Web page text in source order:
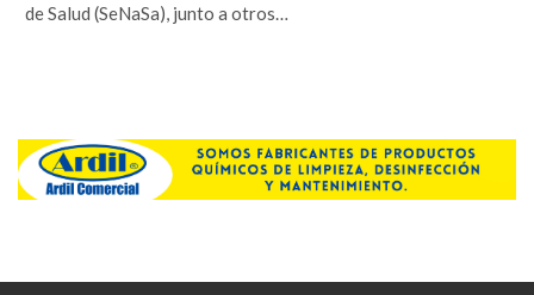
de Salud (SeNaSa), junto a otros…